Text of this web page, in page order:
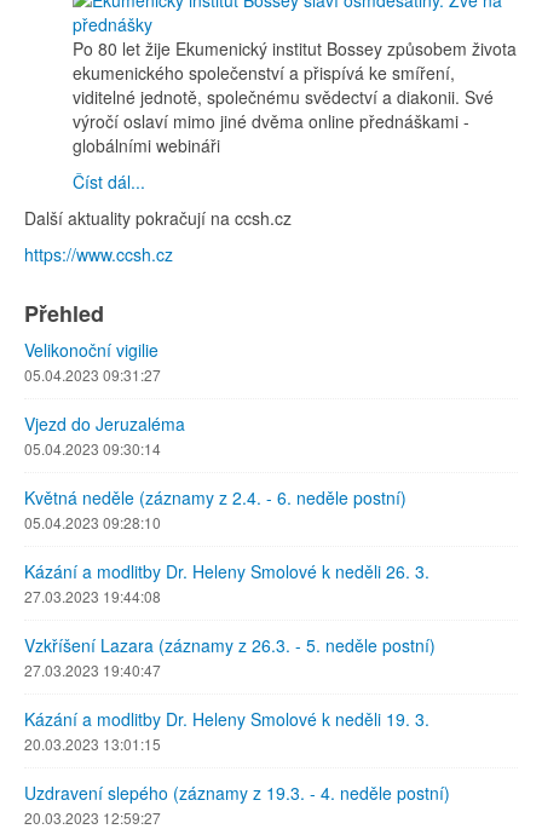
Po 80 let žije Ekumenický institut Bossey způsobem života
ekumenického společenství a přispívá ke smíření,
viditelné jednotě, společnému svědectví a diakonii. Své
výročí oslaví mimo jiné dvěma online přednáškami -
globálními webináři
Číst dál...
Další aktuality pokračují na ccsh.cz
https://www.ccsh.cz
Přehled
Velikonoční vigilie
05.04.2023 09:31:27
Vjezd do Jeruzaléma
05.04.2023 09:30:14
Květná neděle (záznamy z 2.4. - 6. neděle postní)
05.04.2023 09:28:10
Kázání a modlitby Dr. Heleny Smolové k neděli 26. 3.
27.03.2023 19:44:08
Vzkříšení Lazara (záznamy z 26.3. - 5. neděle postní)
27.03.2023 19:40:47
Kázání a modlitby Dr. Heleny Smolové k neděli 19. 3.
20.03.2023 13:01:15
Uzdravení slepého (záznamy z 19.3. - 4. neděle postní)
20.03.2023 12:59:27